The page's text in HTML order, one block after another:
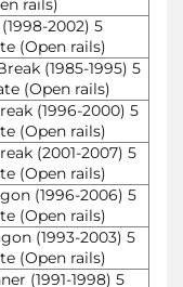
rails)
2002) 5
(Open rails)
(1985-1995) 5
(Open rails)
(1996-2000) 5
(Open rails)
(2001-2007) 5
(Open rails)
(1996-2006) 5
(Open rails)
(1993-2003) 5
(Open rails)
(1991-1998) 5